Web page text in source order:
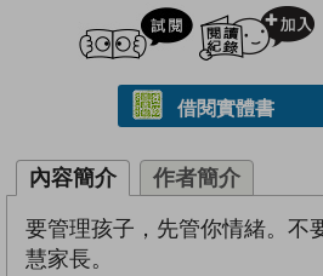
試閲
借閱實體書
內容簡介 作者簡介
要管理孩子，先管你情緒。不
慧家長。